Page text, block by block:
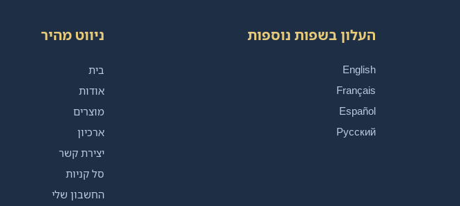
העלון בשפות נוספות
English
Français
Español
Русский
ניווט מהיר
בית
אודות
מוצרים
ארכיון
יצירת קשר
סל קניות
החשבון שלי